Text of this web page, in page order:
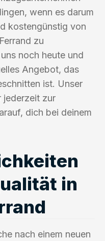
wenn es darum
kostengünstig von
zu
noch heute und
Angebot, das
ist. Unser
jederzeit zur
dich bei deinem
in
nach einem neuen